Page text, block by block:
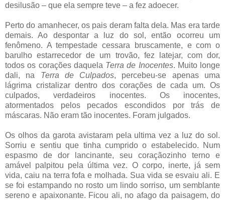
desilusão – que ela sempre teve – a fez adoecer.
Perto do amanhecer, os pais deram falta dela. Mas era tarde
demais. Ao despontar a luz do sol, então ocorreu um
fenômeno. A tempestade cessara bruscamente, e com o
barulho estarrecedor de um trovão, fez latejar, com dor,
todos os corações daquela Terra de Inocentes. Muito longe
dali, na Terra de Culpados, percebeu-se apenas uma
lágrima cristalizar dentro dos corações de cada um. Os
culpados, verdadeiros inocentes. Os inocentes,
atormentados pelos pecados escondidos por trás de
máscaras. Não eram tão inocentes. Foram julgados.
Os olhos da garota avistaram pela ultima vez a luz do sol.
Sorriu e sentiu que tinha cumprido o estabelecido. Num
espasmo de dor lancinante, seu coraçãozinho terno e
amável palpitou pela última vez. O corpo, inerte, já sem
vida, caiu na terra fofa e molhada. Sua vida se esvaiu ali. E
se foi estampando no rosto um lindo sorriso, um semblante
sereno e apaixonante. Ficou ali, no afago da paisagem, do